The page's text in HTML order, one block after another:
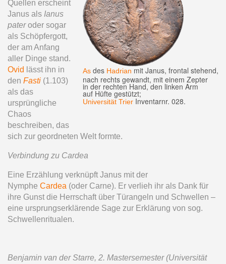
As des Hadrian mit Janus, frontal stehend,
nach rechts gewandt, mit einem Zepter
​​​​​​in der rechten Hand, den linken Arm
auf Hüfte gestützt;
Universität Trier Inventarnr. 028.
Quellen erscheint
Janus als Ianus
pateroder sogar
als Schöpfergott,
der am Anfang
aller Dinge stand.
Ovid lässt ihn in
den Fasti (1.103)
als das
ursprüngliche
Chaos
beschreiben, das
sich zur geordneten Welt formte.
Verbindung zu Cardea
Eine Erzählung verknüpft Janus mit der
Nymphe Cardea (oder Carne). Er verlieh ihr als Dank für
ihre Gunst die Herrschaft über Türangeln und Schwellen –
eine ursprungserklärende Sage zur Erklärung von sog.
Schwellenritualen.
Benjamin van der Starre, 2. Mastersemester (Universität